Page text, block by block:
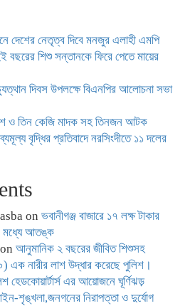
দেশের নেতৃত্ব দিবে মনজুর এলাহী এমপি
বছরের শিশু সন্তানকে ফিরে পেতে মায়ের
দিবস উপলক্ষে বিএনপির আলোচনা সভা
ও তিন কেজি মাদক সহ তিনজন আটক
বৃদ্ধির প্রতিবাদে নরসিংদীতে ১১ দলের
on ভবানীগঞ্জ বাজারে ১৭ লক্ষ টাকার
মধ্যে আতঙ্ক
on আনুমানিক ২ বছরের জীবিত শিশুসহ
এক নারীর লাশ উদ্ধার করেছে পুলিশ।
হেডকোয়ার্টার্স এর আয়োজনে ঘূর্ণিঝড়
শৃঙ্খলা,জনগনের নিরাপত্তা ও দুর্যোগ